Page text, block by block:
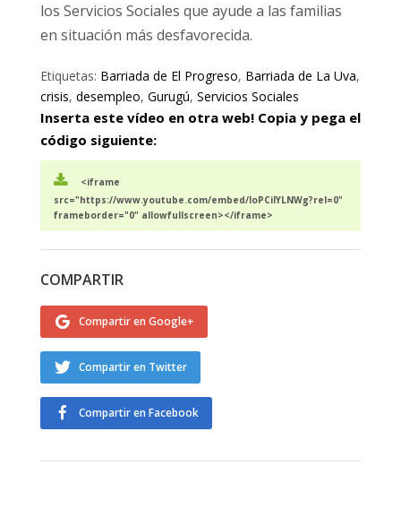
los Servicios Sociales que ayude a las familias
en situación más desfavorecida.
Etiquetas: Barriada de El Progreso, Barriada de La Uva,
crisis, desempleo, Gurugú, Servicios Sociales
Inserta este vídeo en otra web! Copia y pega el
código siguiente:
<iframe
src="https://www.youtube.com/embed/IoPCiIYLNWg?rel=0"
frameborder="0" allowfullscreen></iframe>
COMPARTIR
Compartir en Google+
Compartir en Twitter
Compartir en Facebook